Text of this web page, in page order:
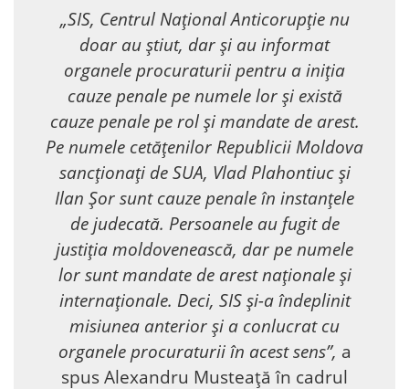
„SIS, Centrul Național Anticorupție nu
doar au știut, dar și au informat
organele procuraturii pentru a iniția
cauze penale pe numele lor și există
cauze penale pe rol și mandate de arest.
Pe numele cetățenilor Republicii Moldova
sancționați de SUA, Vlad Plahontiuc și
Ilan Șor sunt cauze penale în instanțele
de judecată. Persoanele au fugit de
justiția moldovenească, dar pe numele
lor sunt mandate de arest naționale și
internaționale. Deci, SIS și-a îndeplinit
misiunea anterior și a conlucrat cu
organele procuraturii în acest sens”, a
spus Alexandru Musteață în cadrul